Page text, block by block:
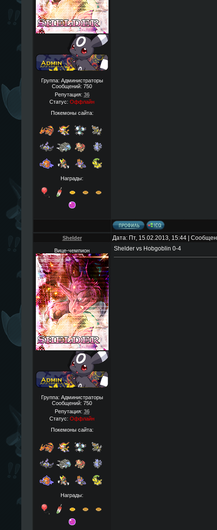
Группа: Администраторы
Сообщений: 750
Репутация: 36
Статус: Оффлайн
Покемоны сайта:
Награды:
Shelder Дата: Пт, 15.02.2013, 15:44 |
Вице-чемпион
Группа: Администраторы
Сообщений: 750
Репутация: 36
Статус: Оффлайн
Покемоны сайта:
Награды:
Shelder vs Hobgoblin 0-4